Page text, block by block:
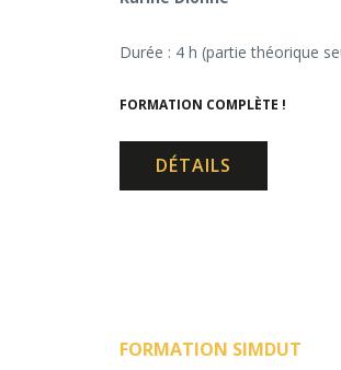
Durée : 4 h (partie théorique
FORMATION COMPLÈTE !
DÉTAILS
FORMATION SIMDUT